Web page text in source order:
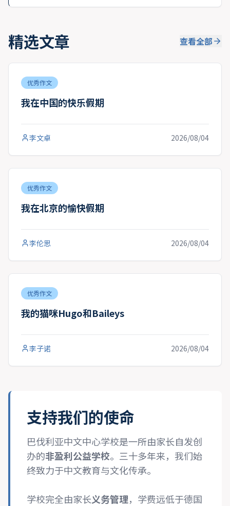
精选文章 查看全部
优秀作文
我在中国的快乐假期
李文卓 2026/08/04
优秀作文
我在北京的愉快假期
李伦思 2026/08/04
优秀作文
我的猫咪Hugo和Baileys
李子诺 2026/08/04
支持我们的使命
巴伐利亚中文中心学校是一所由家长自发创
办的非盈利公益学校。三十多年来，我们始
终致力于中文教育与文化传承。
学校完全由家长义务管理，学费远低于德国